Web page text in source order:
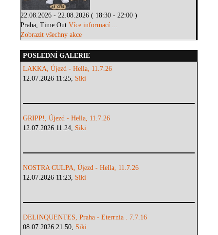
22.08.2026 - 22.08.2026 ( 18:30 - 22:00 )
Praha, Time OutVíce informací ...
Zobrazit všechny akce
POSLEDNÍ GALERIE
LAKKA, Újezd - Hella, 11.7.26
12.07.2026 11:25, Siki
GRIPP!, Újezd - Hella, 11.7.26
12.07.2026 11:24, Siki
NOSTRA CULPA, Újezd - Hella, 11.7.26
12.07.2026 11:23, Siki
DELINQUENTES, Praha - Eterrnia . 7.7.16
08.07.2026 21:50, Siki